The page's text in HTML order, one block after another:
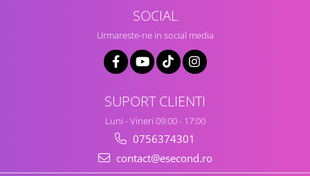
SOCIAL
Urmareste-ne in social media
SUPORT CLIENTI
Luni - Vineri 09:00 - 17:00
0756374301
contact@esecond.ro